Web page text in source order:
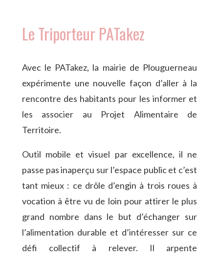
Le Triporteur PATakez
Avec le PATakez, la mairie de Plouguerneau
expérimente une nouvelle façon d’aller à la
rencontre des habitants pour les informer et
les associer au Projet Alimentaire de
Territoire.
Outil mobile et visuel par excellence, il ne
passe pas inaperçu sur l’espace public et c’est
tant mieux : ce drôle d’engin à trois roues à
vocation à être vu de loin pour attirer le plus
grand nombre dans le but d’échanger sur
l’alimentation durable et d’intéresser sur ce
défi collectif à relever. Il arpente